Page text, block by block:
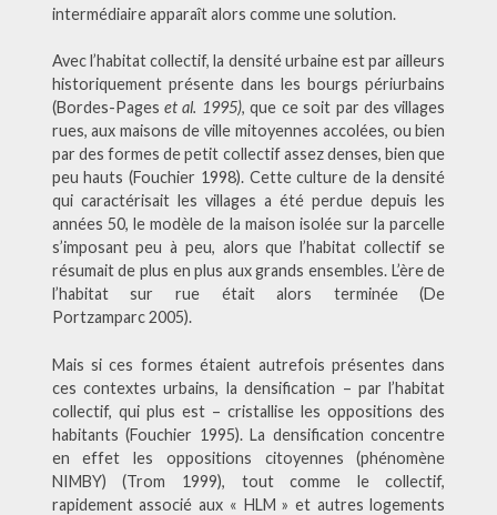
intermédiaire apparaît alors comme une solution.
Avec l’habitat collectif, la densité urbaine est par ailleurs
historiquement présente dans les bourgs périurbains
(Bordes-Pageset al. 1995), que ce soit par des villages
rues, aux maisons de ville mitoyennes accolées, ou bien
par des formes de petit collectif assez denses, bien que
peu hauts (Fouchier 1998). Cette culture de la densité
qui caractérisait les villages a été perdue depuis les
années 50, le modèle de la maison isolée sur la parcelle
s’imposant peu à peu, alors que l’habitat collectif se
résumait de plus en plus aux grands ensembles. L’ère de
l’habitat sur rue était alors terminée (De
Portzamparc 2005).
Mais si ces formes étaient autrefois présentes dans
ces contextes urbains, la densification – par l’habitat
collectif, qui plus est – cristallise les oppositions des
habitants (Fouchier 1995). La densification concentre
en effet les oppositions citoyennes (phénomène
NIMBY) (Trom 1999), tout comme le collectif,
rapidement associé aux « HLM » et autres logements